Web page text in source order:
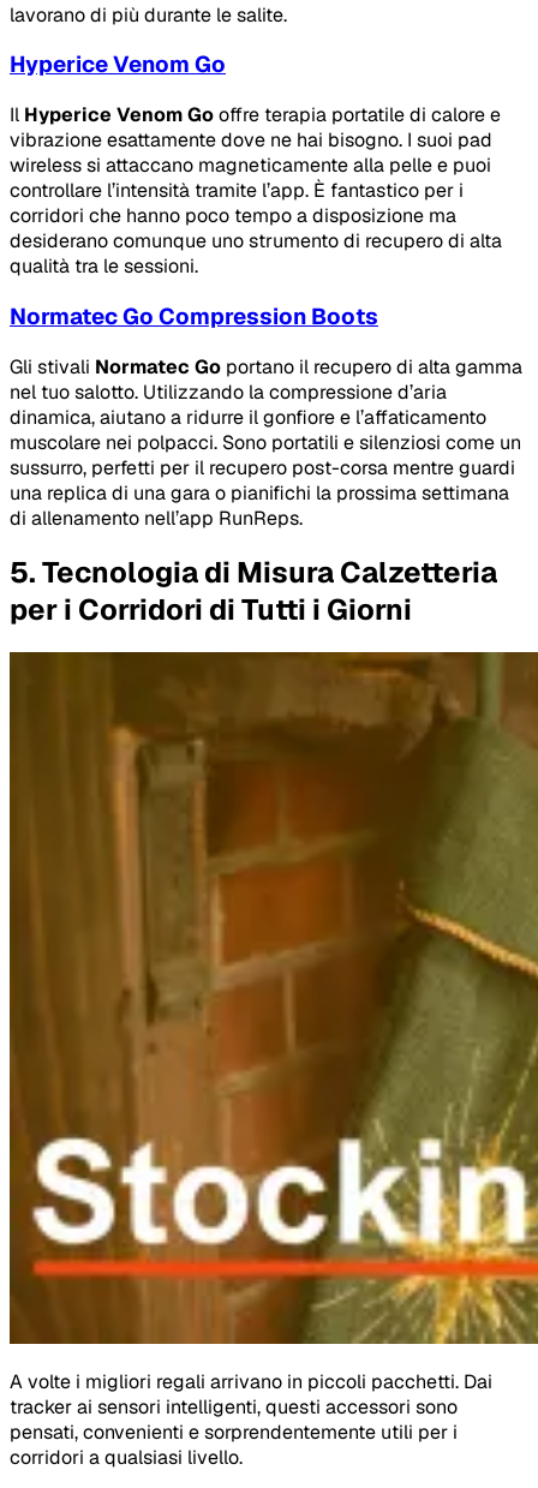
lavorano di più durante le salite.
Hyperice Venom Go
Il Hyperice Venom Gooffre terapia portatile di calore e
vibrazione esattamente dove ne hai bisogno. I suoi pad
wireless si attaccano magneticamente alla pelle e puoi
controllare l’intensità tramite l’app. È fantastico per i
corridori che hanno poco tempo a disposizione ma
desiderano comunque uno strumento di recupero di alta
qualità tra le sessioni.
Normatec Go Compression Boots
Gli stivali Normatec Go portano il recupero di alta gamma
nel tuo salotto. Utilizzando la compressione d’aria
dinamica, aiutano a ridurre il gonfiore e l’affaticamento
muscolare nei polpacci. Sono portatili e silenziosi come un
sussurro, perfetti per il recupero post-corsa mentre guardi
una replica di una gara o pianifichi la prossima settimana
di allenamento nell’app RunReps.
5. Tecnologia di Misura Calzetteria
per i Corridori di Tutti i Giorni
A volte i migliori regali arrivano in piccoli pacchetti. Dai
tracker ai sensori intelligenti, questi accessori sono
pensati, convenienti e sorprendentemente utili per i
corridori a qualsiasi livello.